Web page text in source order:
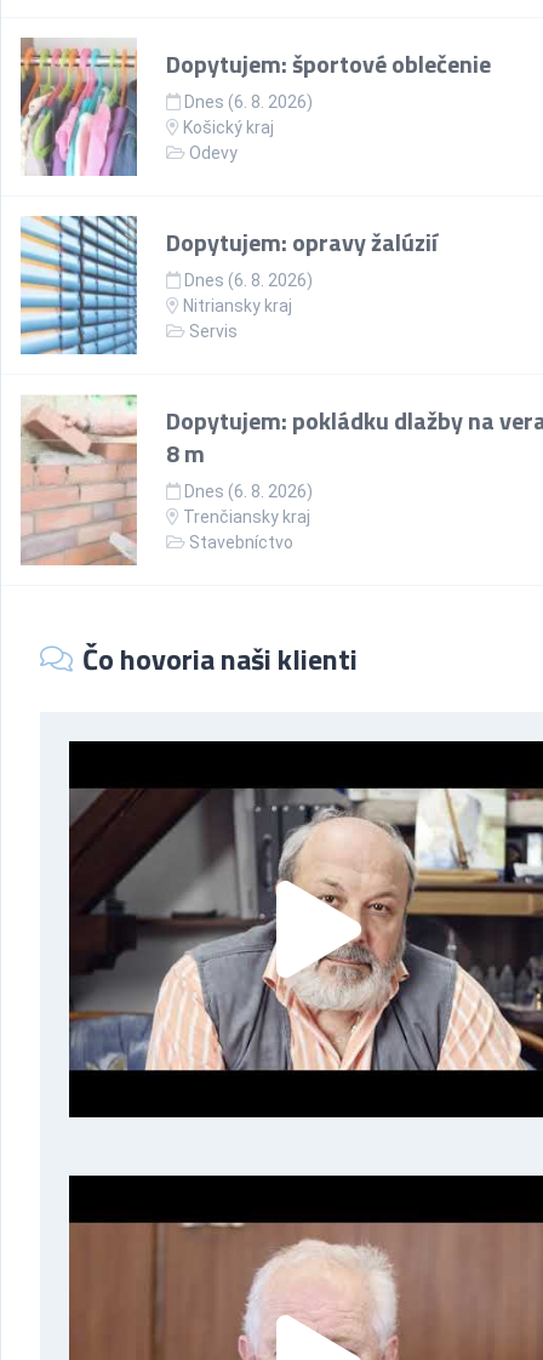
Dopytujem: športové oblečenie
Dnes (6. 8. 2026)
Košický kraj
Odevy
Dopytujem: opravy žalúzií
Dnes (6. 8. 2026)
Nitriansky kraj
Servis
Dopytujem: pokládku dlažby na
8 m
Dnes (6. 8. 2026)
Trenčiansky kraj
Stavebníctvo
Čo hovoria naši klienti